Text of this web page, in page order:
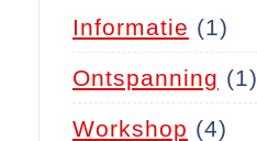
Informatie (1)
Ontspanning (1)
Workshop (4)